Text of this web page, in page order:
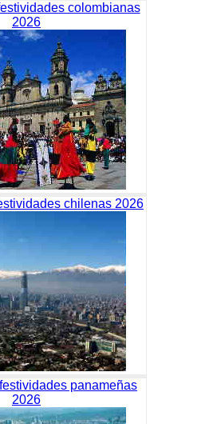
colombianas
2026
chilenas 2026
panameñas
2026